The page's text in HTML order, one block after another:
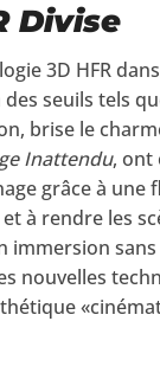
Divise
3D HFR
seuils tels
brise le
Inattendu, ont
grâce à une
à rendre les
immersion
nouvelles